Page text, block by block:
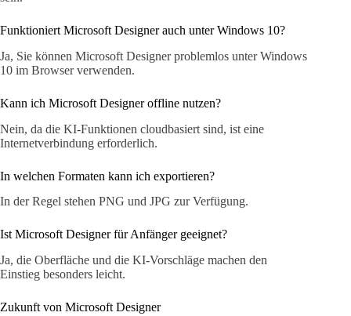
Funktioniert Microsoft Designer auch unter Windows 10?
Ja, Sie können Microsoft Designer problemlos unter Windows
10 im Browser verwenden.
Kann ich Microsoft Designer offline nutzen?
Nein, da die KI-Funktionen cloudbasiert sind, ist eine
Internetverbindung erforderlich.
In welchen Formaten kann ich exportieren?
In der Regel stehen PNG und JPG zur Verfügung.
Ist Microsoft Designer für Anfänger geeignet?
Ja, die Oberfläche und die KI-Vorschläge machen den
Einstieg besonders leicht.
Zukunft von Microsoft Designer